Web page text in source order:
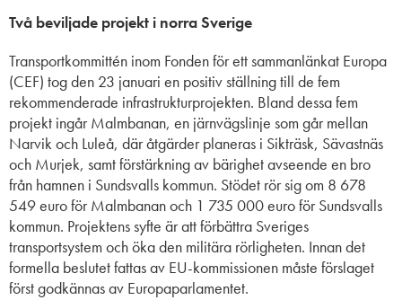
Två beviljade projekt i norra Sverige
Transportkommittén inom Fonden för ett sammanlänkat Europa
(CEF) tog den 23 januari en positiv ställning till de fem
rekommenderade infrastrukturprojekten. Bland dessa fem
projekt ingår Malmbanan, en järnvägslinje som går mellan
Narvik och Luleå, där åtgärder planeras i Sikträsk, Sävastnäs
och Murjek, samt förstärkning av bärighet avseende en bro
från hamnen i Sundsvalls kommun. Stödet rör sig om 8 678
549 euro för Malmbanan och 1 735 000 euro för Sundsvalls
kommun. Projektens syfte är attförbättra Sveriges
transportsystem och öka den militära rörligheten. Innan det
formella beslutet fattas av EU-kommissionen måste förslaget
först godkännas av Europaparlamentet.